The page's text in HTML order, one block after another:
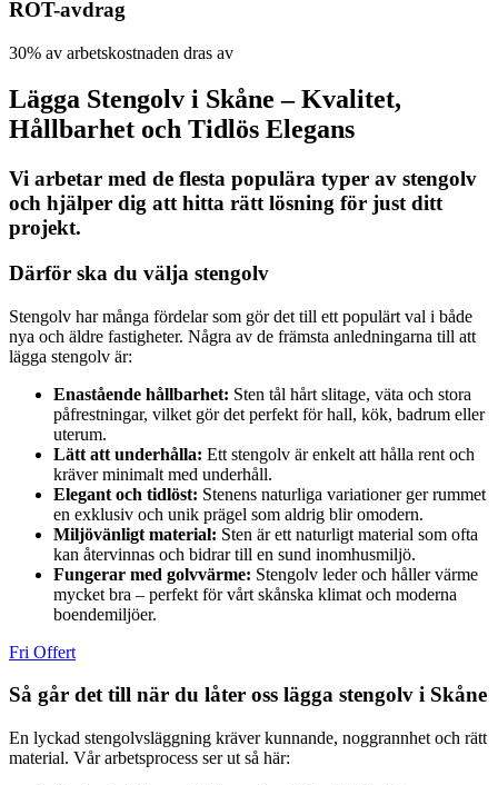
ROT-avdrag
30% av arbetskostnaden dras av
Lägga Stengolv i Skåne – Kvalitet,
Hållbarhet och Tidlös Elegans
Vi arbetar med de flesta populära typer av stengolv
och hjälper dig att hitta rätt lösning för just ditt
projekt.
Därför ska du välja stengolv
Stengolv har många fördelar som gör det till ett populärt val i både
nya och äldre fastigheter. Några av de främsta anledningarna till att
lägga stengolv är:
Enastående hållbarhet: Sten tål hårt slitage, väta och stora
påfrestningar, vilket gör det perfekt för hall, kök, badrum eller
uterum.
Lätt att underhålla: Ett stengolv är enkelt att hålla rent och
kräver minimalt med underhåll.
Elegant och tidlöst: Stenens naturliga variationer ger rummet
en exklusiv och unik prägel som aldrig blir omodern.
Miljövänligt material: Sten är ett naturligt material som ofta
kan återvinnas och bidrar till en sund inomhusmiljö.
Fungerar med golvvärme: Stengolv leder och håller värme
mycket bra – perfekt för vårt skånska klimat och moderna
boendemiljöer.
Fri Offert
Så går det till när du låter oss lägga stengolv i Skåne
En lyckad stengolvsläggning kräver kunnande, noggrannhet och rätt
material. Vår arbetsprocess ser ut så här: